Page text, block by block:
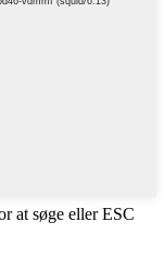
at søge eller ESC